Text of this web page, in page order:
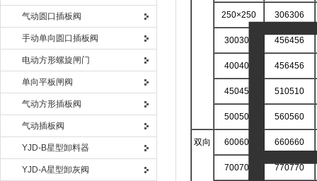
气动圆口插板阀
手动单向圆口插板阀
电动方形螺旋闸门
单向平板闸阀
气动方形插板阀
气动插板阀
YJD-B星型卸料器
YJD-A星型卸灰阀
250×250 306306
300300 456456
400400 456456
450450 510510
500500 560560
双向 600600 660660
700700 770770